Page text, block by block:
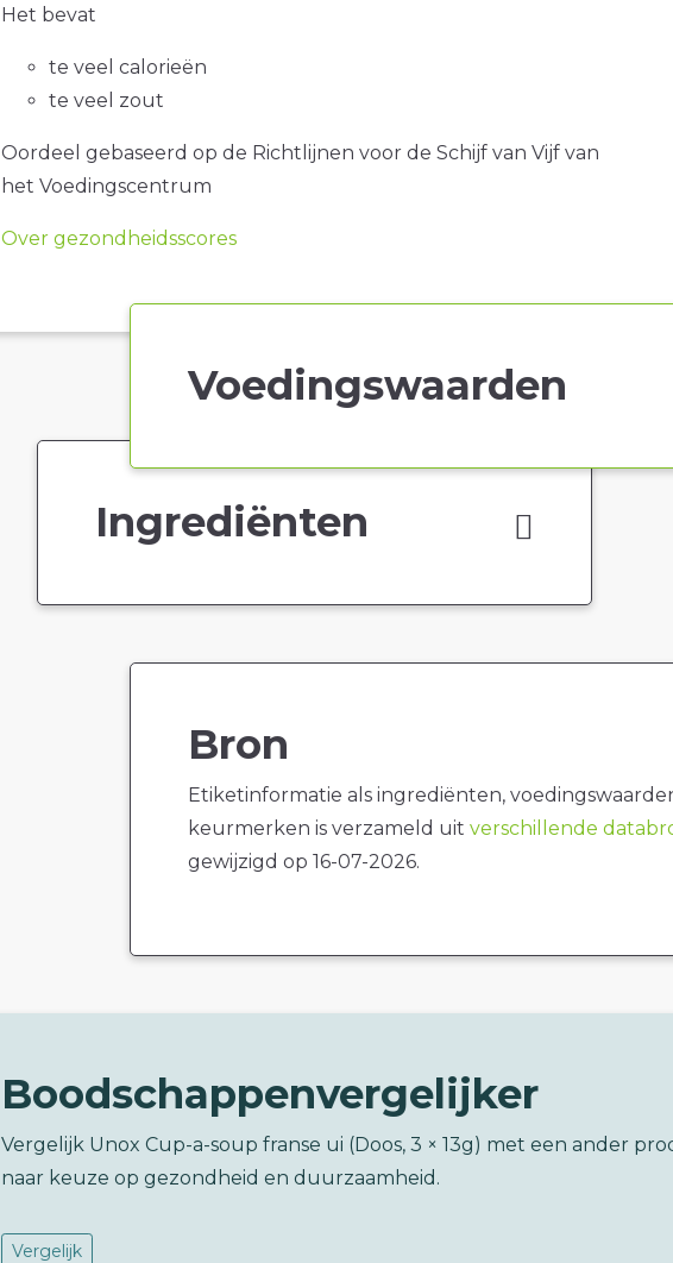
Het bevat
te veel calorieën
te veel zout
Oordeel gebaseerd op de Richtlijnen voor de Schijf van Vijf van
het Voedingscentrum
Over gezondheidsscores
Voedingswaarden
Ingrediënten
Bron
Etiketinformatie als ingrediënten,
keurmerken is verzameld uit verschillende
gewijzigd op 16-07-2026.
Boodschappenvergelijker
Vergelijk Unox Cup-a-soup franse ui (Doos, 3 × 13g) met een ander
naar keuze op gezondheid en duurzaamheid.
Vergelijk